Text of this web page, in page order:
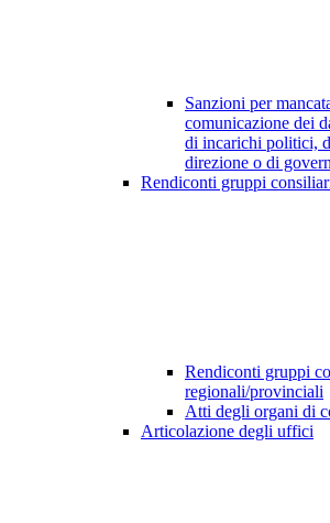
Sanzioni per
comunicazione dei
di incarichi politici,
direzione o di
Rendiconti gruppi
Rendiconti gruppi
regionali/provinciali
Atti degli organi di
Articolazione degli uffici